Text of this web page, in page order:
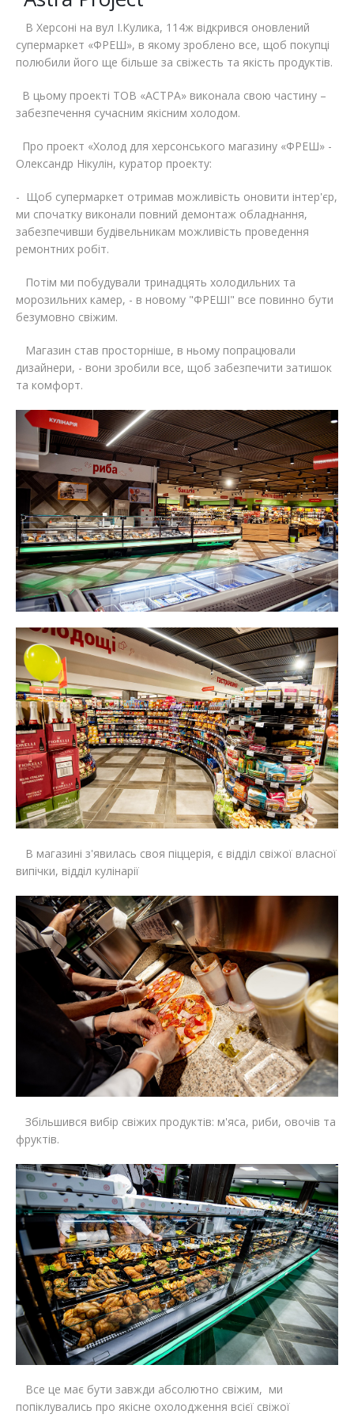
Відгуки
Ліцензії, сертифікати, дипломи
Відео
Автоматизація
Сервіс
Модернізація
В Херсоні на вул І.Кулика, 114ж відкрився оновлений
супермаркет «ФРЕШ», в якому зроблено все, щоб покупці
полюбили його ще більше за свіжесть та якість продуктів.
В цьому проекті ТОВ «АСТРА» виконала свою частину –
забезпечення сучасним якісним холодом.
Про проект «Холод для херсонського магазину «ФРЕШ» -
Олександр Нікулін, куратор проекту:
- Щоб супермаркет отримав можливість оновити інтер'єр,
ми спочатку виконали повний демонтаж обладнання,
забезпечивши будівельникам можливість проведення
ремонтних робіт.
Потім ми побудували тринадцять холодильних та
морозильних камер, - в новому "ФРЕШІ" все повинно бути
безумовно свіжим.
Магазин став просторніше, в ньому попрацювали
дизайнери, - вони зробили все, щоб забезпечити затишок
та комфорт.
В магазині з'явилась своя піццерія, є відділ свіжої власної
випічки, відділ кулінарії
Збільшився вибір свіжих продуктів: м'яса, риби, овочів та
фруктів.
Все це має бути завжди абсолютно свіжим, ми
попіклувались про якісне охолодження всієї свіжої